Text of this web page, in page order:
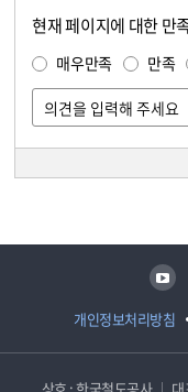
현재 페이지에 대한 만
매우만족 만족
개인정보처리방침
유튜브